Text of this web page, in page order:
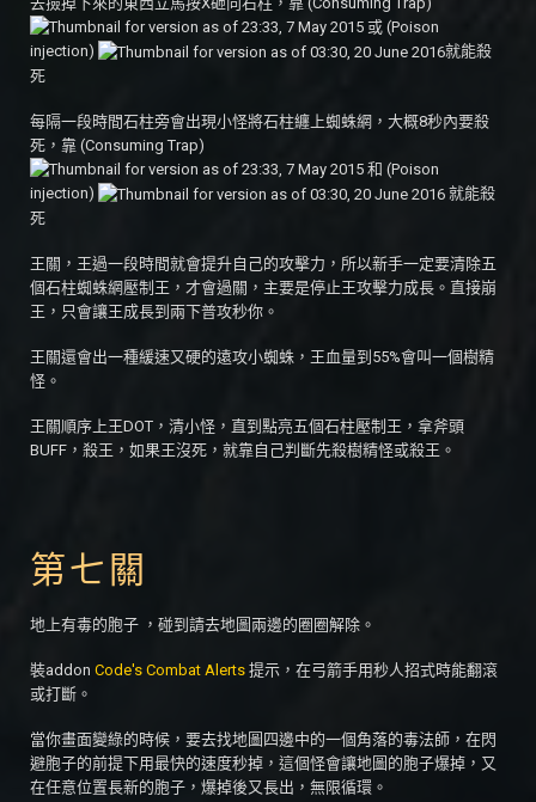
或 (Poison
injection)
就能殺
死
每隔一段時間石柱旁會出現小怪將石柱纏上蜘蛛網，大概8秒內要殺
死，靠 (Consuming Trap)
和 (Poison
injection)
就能殺
死
王關，王過一段時間就會提升自己的攻擊力，所以新手一定要清除五
個石柱蜘蛛網壓制王，才會過關，主要是停止王攻擊力成長。直接崩
王，只會讓王成長到兩下普攻秒你。
王關還會出一種緩速又硬的遠攻小蜘蛛，王血量到55%會叫一個樹精
怪。
王關順序上王DOT，清小怪，直到點亮五個石柱壓制王，拿斧頭
BUFF，殺王，如果王沒死，就靠自己判斷先殺樹精怪或殺王。
第七關
地上有毒的胞子 ，碰到請去地圖兩邊的圈圈解除。
裝addon Code's Combat Alerts 提示，在弓箭手用秒人招式時能翻滾
或打斷。
當你畫面變綠的時候，要去找地圖四邊中的一個角落的毒法師，在閃
避胞子的前提下用最快的速度秒掉，這個怪會讓地圖的胞子爆掉，又
在任意位置長新的胞子，爆掉後又長出，無限循環。